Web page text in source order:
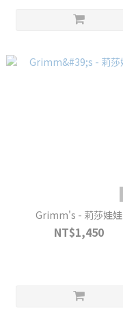
Grimm's - 莉莎娃娃
NT$1,450